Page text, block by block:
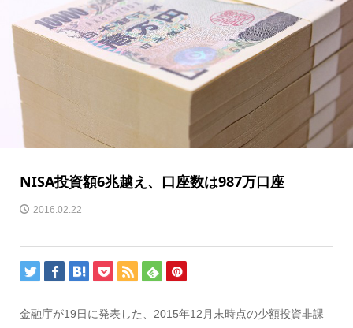
NISA投資額6兆越え、口座数は987万口座
2016.02.22
金融庁が19日に発表した、2015年12月末時点の少額投資非課